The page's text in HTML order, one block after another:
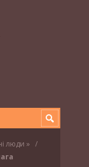
люди »